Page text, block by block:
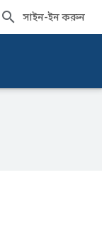
সাইন-ইন করুন